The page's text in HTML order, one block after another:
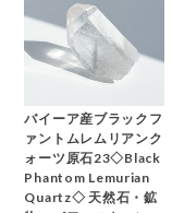
バイーア産ブラックフ
ァントムレムリアンク
ォーツ原石23◇Black
Phantom Lemurian
Quartz◇ 天然石・鉱